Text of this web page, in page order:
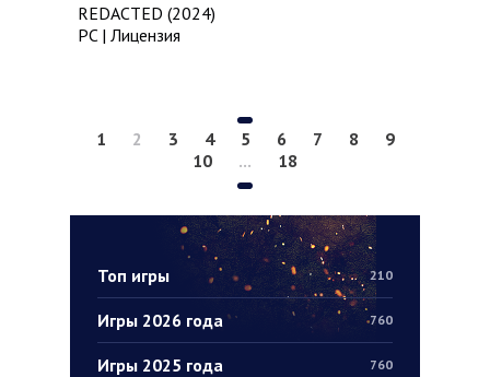
Топ игры 210
Игры 2026 года 760
Игры 2025 года 760
REDACTED (2024)
PC | Лицензия
1 2 3 4 5 6 7 8
9
10
... 18